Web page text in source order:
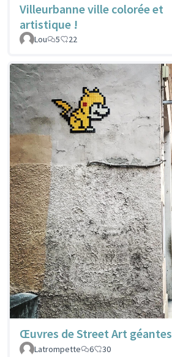
Villeurbanne ville colorée et
artistique !
Lou 5 22
Œuvres de Street Art géantes
Latrompette
6 30